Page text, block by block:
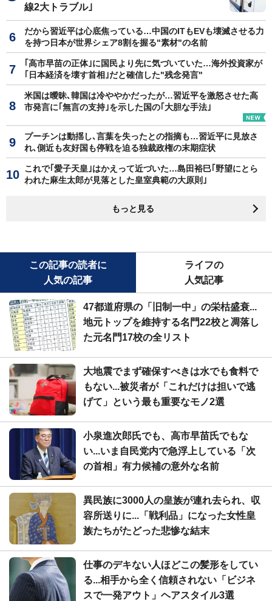
線2大トラブル｣
だから習近平は心底焦っている…中国のITもEVも壊滅させる力
を持つ日本が世界シェア8割を握る"素材"の名前
｢高市早苗の正体｣に国民より先に気づいていた…海外投資家が
｢日本経済を壊す首相｣だと確信した"残念発言"
米国は曖昧､韓国は冷ややかだったが…習近平を激怒させた高
市発言に｢無言の支持｣を示した国の｢大胆な手法｣
プーチンは動揺し､言葉を失ったとの指摘も…習近平に見放さ
れ､側近も友好国も停戦を迫る独裁政権の末期症状
これで｢愛子天皇｣はかえって近づいた…島田裕巳｢野望にとら
われた麻生太郎が見落とした皇室典範の大原則｣
もっと見る
この記事の読者に
人気の記事
ライフの
人気記事
47都道府県の「旧制一中」の栄枯盛衰...
地元トップを維持する名門22校と凋落し
た元名門17校の全リスト
大地震でまず確保すべきは水でも食料で
もない...被災者が「これだけは担いで逃
げて」という最も重要なモノ2選
小泉進次郎氏でも、高市早苗氏でもな
い...いま自民党内で急浮上している「次
の首相」有力候補の意外な名前
異民族に3000人の皇族が連れ去られ、収
容所送りに...「戦利品」になった女性皇
族たちがたどった悲惨な結末
仕事のデキない人ほどこの髪形をしてい
る...相手から全く信頼されない「ビジネ
スで一発アウト」ヘアスタイル3選